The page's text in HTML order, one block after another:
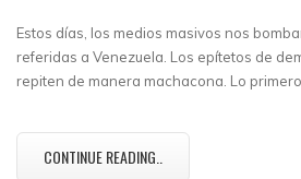
Estos días, los medios masivos nos
referidas a Venezuela. Los epítetos de
repiten de manera machacona. Lo
CONTINUE READING..